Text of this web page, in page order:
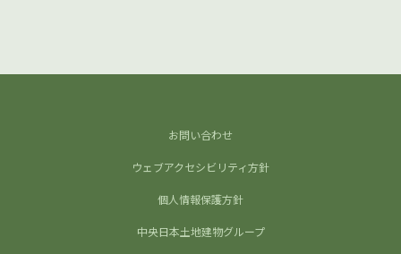
お問い合わせ
ウェブアクセシビリティ方針
個人情報保護方針
中央日本土地建物グループ